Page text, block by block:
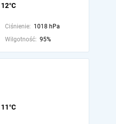
12°C
Ciśnienie: 1018 hPa
Wilgotność: 95%
11°C